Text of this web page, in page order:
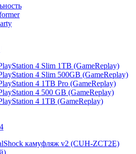
4 Slim 1TB (GameReplay)
4 Slim 500GB (GameReplay)
4 1TB Pro (GameReplay)
4 500 GB (GameReplay)
4 1TB (GameReplay)
камуфляж v2 (CUH-ZCT2E)